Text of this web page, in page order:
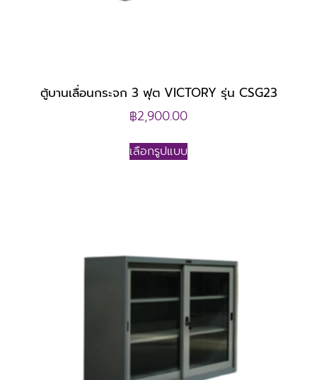
ตู้บานเลื่อนกระจก 3 ฟุต VICTORY รุ่น CSG23
฿2,900.00
เลือกรูปแบบ